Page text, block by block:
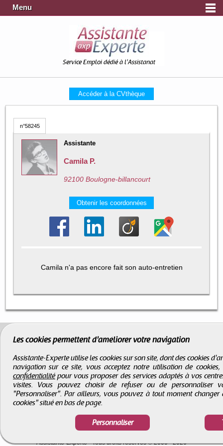
Menu
Service Emploi dédié à l'Assistanat
Accéder à la CVthèque
n°58245
Assistante
Camila P.
92100 Boulogne-billancourt
Obtenir les coordonnées
Camila n'a pas encore fait son auto-entretien
-Infos légales-Droits d'auteur
Assistante-Experte- Tous droits réservés © 2000 - 2026
Les cookies permettent d'améliorer votre navigation
Assistante-Experte utilise les cookies sur son site, dont des cookies
navigation sur ce site, vous acceptez notre utilisation de
confidentialitépour vous proposer des services adaptés à vos
visites. Vous pouvez choisir de refuser ou de
"Personnaliser". Par ailleurs, vous pouvez à tout moment
cookies" situé en bas de page.
Personnaliser